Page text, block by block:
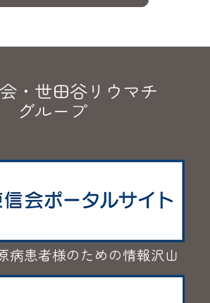
・世田谷リウマチ
グループ
病患者様のための情報沢山